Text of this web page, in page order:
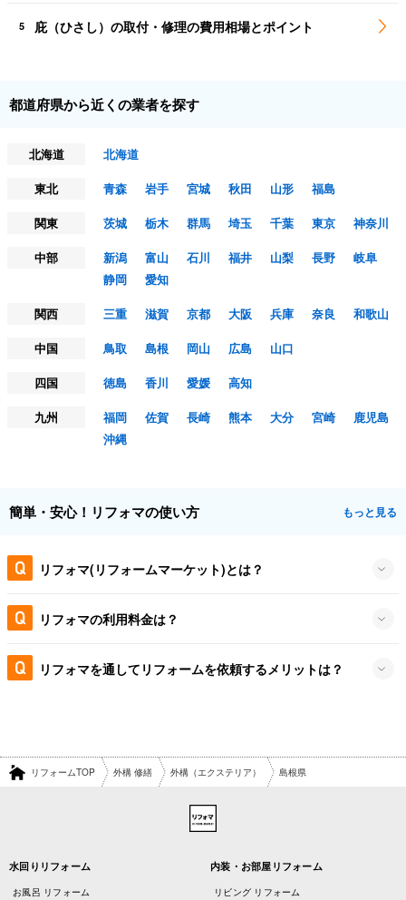
5 庇（ひさし）の取付・修理の費用相場とポイント
都道府県から近くの業者を探す
北海道
北海道
東北
青森 岩手 宮城 秋田 山形
福島
関東
茨城 栃木 群馬 埼玉 千葉 東京
神奈川
中部
新潟 富山 石川 福井 山梨 長野
岐阜
静岡
愛知
関西
三重 滋賀 京都 大阪 兵庫 奈良
和歌山
中国
鳥取 島根 岡山 広島
山口
四国
徳島 香川 愛媛
高知
九州
福岡 佐賀 長崎 熊本 大分 宮崎
鹿児島
沖縄
簡単・安心！リフォマの使い方 もっと見る
リフォマ(リフォームマーケット)とは？
リフォマの利用料金は？
リフォマを通してリフォームを依頼するメリットは？
リフォームTOP 外構 修繕 外構（エクステリア） 島根県
水回りリフォーム
お風呂 リフォーム
内装・お部屋リフォーム
リビング リフォーム